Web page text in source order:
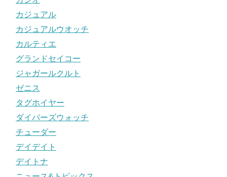
カジュアル
カジュアルウオッチ
カルティエ
グランドセイコー
ジャガールクルト
ゼニス
タグホイヤー
ダイバーズウォッチ
チューダー
デイデイト
デイトナ